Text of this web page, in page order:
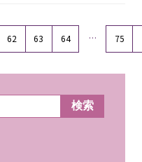
62 63 64 … 75
検索